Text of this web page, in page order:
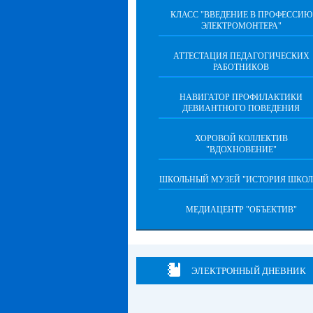
КЛАСС "ВВЕДЕНИЕ В ПРОФЕССИЮ
ЭЛЕКТРОМОНТЕРА"
АТТЕСТАЦИЯ ПЕДАГОГИЧЕСКИХ
РАБОТНИКОВ
НАВИГАТОР ПРОФИЛАКТИКИ
ДЕВИАНТНОГО ПОВЕДЕНИЯ
ХОРОВОЙ КОЛЛЕКТИВ
"ВДОХНОВЕНИЕ"
ШКОЛЬНЫЙ МУЗЕЙ "ИСТОРИЯ
МЕДИАЦЕНТР "ОБЪЕКТИВ"
ЭЛЕКТРОННЫЙ ДНЕВНИК